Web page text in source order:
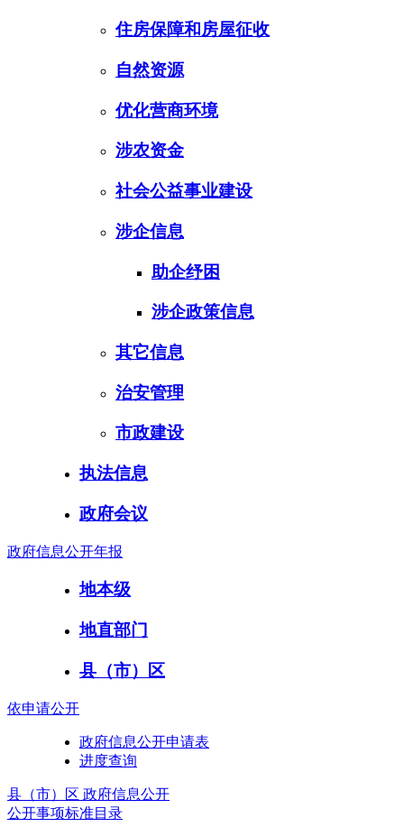
住房保障和房屋征收
自然资源
优化营商环境
涉农资金
社会公益事业建设
涉企信息
助企纾困
涉企政策信息
其它信息
治安管理
市政建设
执法信息
政府会议
政府信息公开年报
地本级
地直部门
县（市）区
依申请公开
政府信息公开申请表
进度查询
县（市）区 政府信息公开
公开事项标准目录